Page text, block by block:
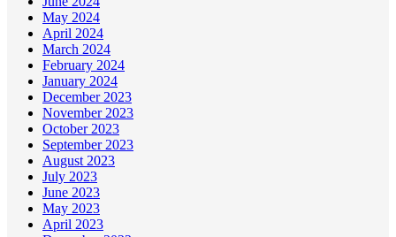
May 2024
April 2024
March 2024
February 2024
January 2024
December 2023
November 2023
October 2023
September 2023
August 2023
July 2023
June 2023
May 2023
April 2023